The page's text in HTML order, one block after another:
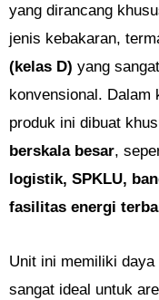
yang dirancang
jenis kebakaran,
(kelas D) yang
konvensional. Dalam
produk ini dibuat
berskala besar,
logistik, SPKLU,
fasilitas energi
Unit ini memiliki
sangat ideal untuk